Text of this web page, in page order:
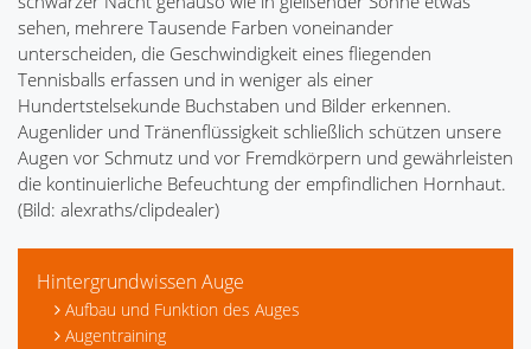
sehen, mehrere Tausende Farben voneinander
unterscheiden, die Geschwindigkeit eines fliegenden
Tennisballs erfassen und in weniger als einer
Hundertstelsekunde Buchstaben und Bilder erkennen.
Augenlider und Tränenflüssigkeit schließlich schützen unsere
Augen vor Schmutz und vor Fremdkörpern und gewährleisten
die kontinuierliche Befeuchtung der empfindlichen Hornhaut.
(Bild: alexraths/clipdealer)
Hintergrundwissen Auge
Aufbau und Funktion des Auges
Augentraining